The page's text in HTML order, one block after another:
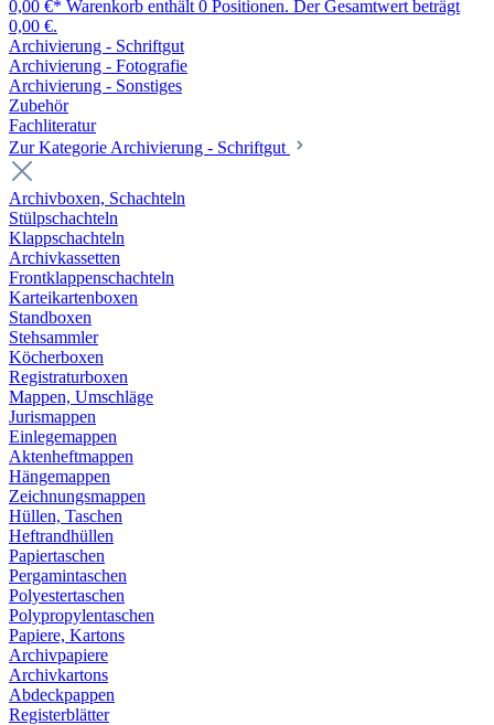
0,00 €* Warenkorb enthält 0 Positionen. Der Gesamtwert beträgt
0,00 €.
Archivierung - Schriftgut
Archivierung - Fotografie
Archivierung - Sonstiges
Zubehör
Fachliteratur
Zur Kategorie Archivierung - Schriftgut
Archivboxen, Schachteln
Stülpschachteln
Klappschachteln
Archivkassetten
Frontklappenschachteln
Karteikartenboxen
Standboxen
Stehsammler
Köcherboxen
Registraturboxen
Mappen, Umschläge
Jurismappen
Einlegemappen
Aktenheftmappen
Hängemappen
Zeichnungsmappen
Hüllen, Taschen
Heftrandhüllen
Papiertaschen
Pergamintaschen
Polyestertaschen
Polypropylentaschen
Papiere, Kartons
Archivpapiere
Archivkartons
Abdeckpappen
Registerblätter